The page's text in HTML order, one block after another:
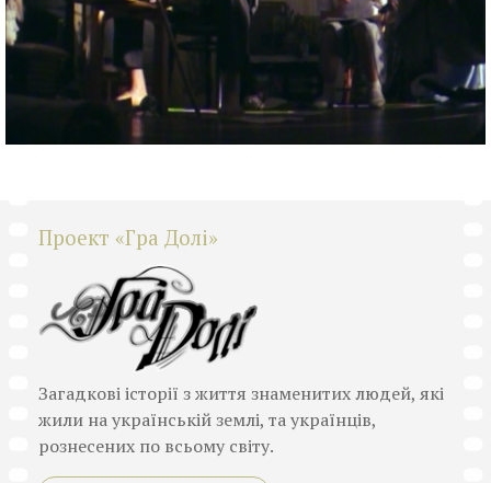
Проект «Гра Долі»
Загадкові історії з життя знаменитих людей, які
жили на українській землі, та українців,
рознесених по всьому світу.